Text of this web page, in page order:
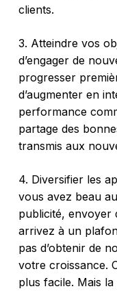
clients.
3. Atteindre vos
d’engager de
progresser
d’augmenter en
performance
partage des
transmis aux
4. Diversifier les
vous avez beau
publicité, envoyer
arrivez à un
pas d’obtenir de
votre croissance.
plus facile. Mais